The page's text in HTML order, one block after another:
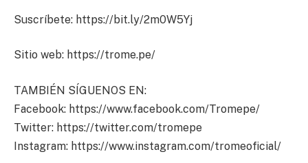
Suscríbete: https://bit.ly/2m0W5Yj
Sitio web: https://trome.pe/
TAMBIÉN SÍGUENOS EN:
Facebook: https://www.facebook.com/Tromepe/
Twitter: https://twitter.com/tromepe
Instagram: https://www.instagram.com/tromeoficial/